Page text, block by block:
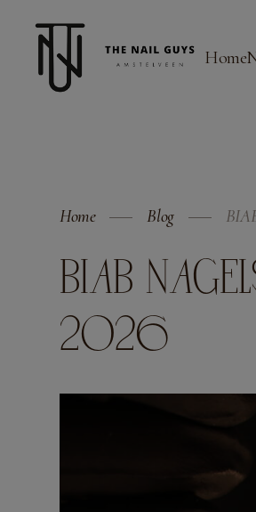
Home
Home Blog
BIAB
2026